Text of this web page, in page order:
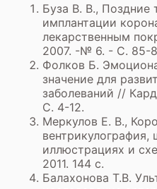
Буза В. В., Поздние
имплантации
лекарственным
2007. -№ 6. - С. 85-
Фолков Б.
значение для
заболеваний //
С. 4-12.
Меркулов Е. В.,
вентрикулография,
иллюстрациях и
2011. 144 с.
Балахонова Т.В.